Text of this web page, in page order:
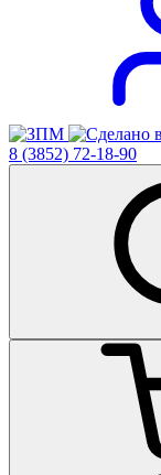
8 (3852) 72-18-90